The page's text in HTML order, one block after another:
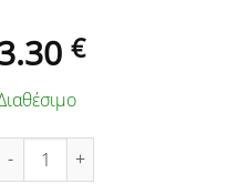
€
ΣΦΙΓΚΤΗΡΑΣ ΕΛΑΤΗΡΙΟΥ FZ40